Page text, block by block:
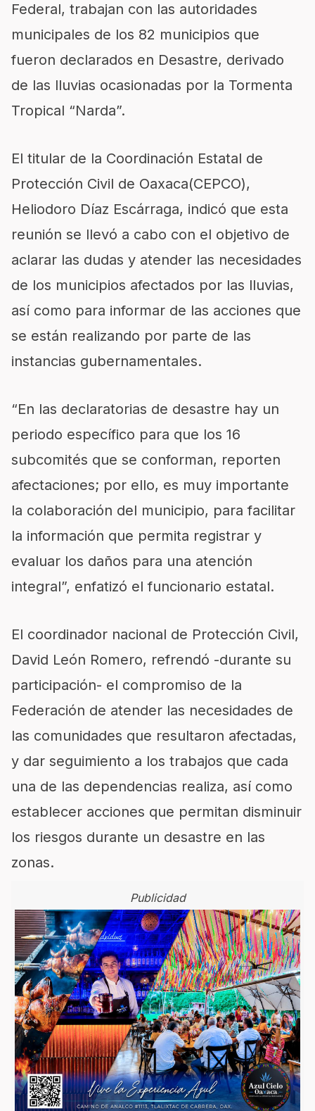
Federal, trabajan con las autoridades
municipales de los 82 municipios que
fueron declarados en Desastre, derivado
de las lluvias ocasionadas por la Tormenta
Tropical “Narda”.
El titular de la Coordinación Estatal de
Protección Civil de Oaxaca(CEPCO),
Heliodoro Díaz Escárraga, indicó que esta
reunión se llevó a cabo con el objetivo de
aclarar las dudas y atender las necesidades
de los municipios afectados por las lluvias,
así como para informar de las acciones que
se están realizando por parte de las
instancias gubernamentales.
“En las declaratorias de desastre hay un
periodo específico para que los 16
subcomités que se conforman, reporten
afectaciones; por ello, es muy importante
la colaboración del municipio, para facilitar
la información que permita registrar y
evaluar los daños para una atención
integral”, enfatizó el funcionario estatal.
El coordinador nacional de Protección Civil,
David León Romero, refrendó -durante su
participación- el compromiso de la
Federación de atender las necesidades de
las comunidades que resultaron afectadas,
y dar seguimiento a los trabajos que cada
una de las dependencias realiza, así como
establecer acciones que permitan disminuir
los riesgos durante un desastre en las
zonas.
Publicidad